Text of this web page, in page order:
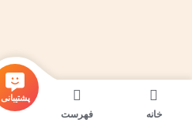
خانه فهرست
پشتیبانی